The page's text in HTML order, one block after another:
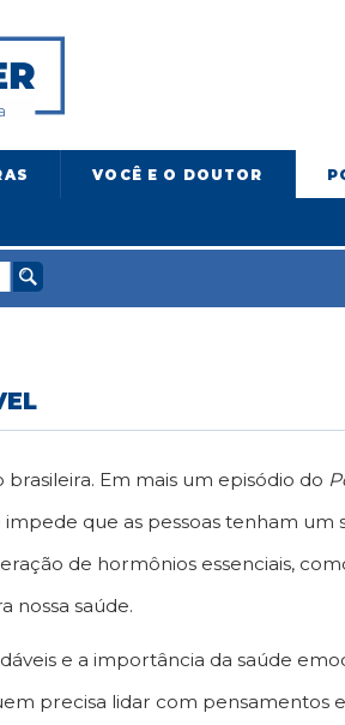
VOCÊ E O DOUTOR
Em mais um episódio do
que as pessoas tenham
de hormônios essenciais,
nossa saúde.
e a importância da saúde
precisa lidar com pensamentos